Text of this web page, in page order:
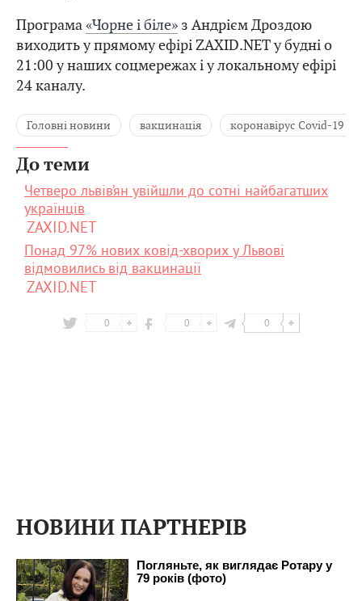
Програма«Чорне і біле» з Андрієм Дроздою
виходить у прямому ефірі ZAXID.NET у будні о
21:00 у наших соцмережах і у локальному ефірі
24 каналу.
Головні новини вакцинація коронавірус Covid-19
До теми
Четверо львів’ян увійшли до сотні найбагатших
українців
ZAXID.NET
Понад 97% нових ковід-хворих у Львові
відмовились від вакцинації
ZAXID.NET
0 0 0
НОВИНИ ПАРТНЕРІВ